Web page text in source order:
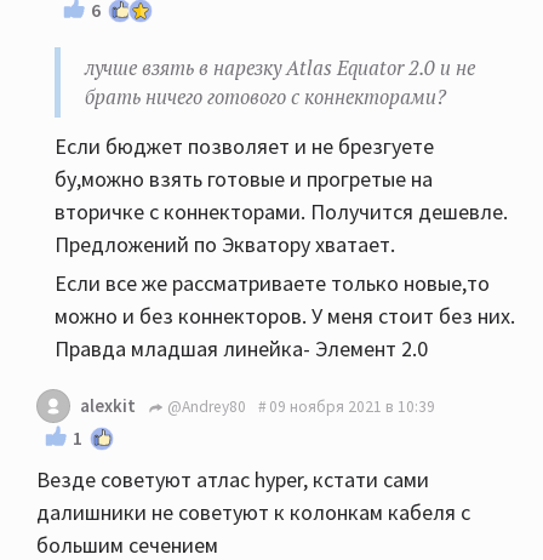
6
лучше взять в нарезку Atlas Equator 2.0 и не
брать ничего готового с коннекторами?
Если бюджет позволяет и не брезгуете
бу,можно взять готовые и прогретые на
вторичке с коннекторами. Получится дешевле.
Предложений по Экватору хватает.
Если все же рассматриваете только новые,то
можно и без коннекторов. У меня стоит без них.
Правда младшая линейка- Элемент 2.0
alexkit @Andrey80 09 ноября 2021 в 10:39
1
Везде советуют атлас hyper, кстати сами
далишники не советуют к колонкам кабеля с
большим сечением